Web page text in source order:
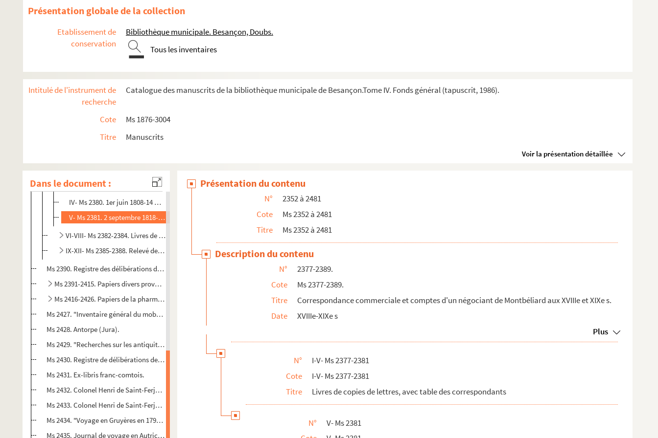
Présentation globale de la collection
Etablissement de
conservation
Bibliothèque municipale. Besançon, Doubs.
Tous les inventaires
Intitulé de l'instrument de
recherche
Catalogue des manuscrits de la bibliothèque municipale de Besançon.Tome IV. Fonds général (tapuscrit, 1986).
Cote
Ms 1876-3004
Titre
Manuscrits
Voir la présentation détaillée
Dans le document :
Ms 2367. Notes relatives aux familles Alviset de Maisières et Lestorey de Boulongne
Ms 2368-2370. G.J. de Cusance Mead. Materials for the history of the family of de Cusance of Franche-Comté.
Ms 2371. Notice sur Mgr Dubourg, archevêque de Besançon, 1766-1833
Ms 2372. Georges Filiol de Raimond. Etude sur les origines de sa famille
Ms 2373. Journal de Jean-Baptiste Forestier, marchand tanneur à Besançon, 13 février 1788-28 mars 1791.
Ms 2374. Livre de comptes de Claude-François Odille, de Dole, 1784-1865
Ms 2375-2376.. Louis Cellard. Correspondance, 1904-1908
Ms 2377-2389.. Correspondance commerciale et comptes d'un négociant de Montbéliard aux XVIIIe et XIXe s.
I-V- Ms 2377-2381. Livres de copies de lettres, avec table des correspondants
II- Ms 2378. 3o septembre 1799-11 brumaire an 11
III- Ms 2379. 2 novembre 1802-6 juin 1808
IV- Ms 2380. 1er juin 1808-14 mars 1813
V- Ms 2381. 2 septembre 1818-3 juillet 1823
VI-VIII- Ms 2382-2384. Livres de comptabilité
IX-XII- Ms 2385-2388. Relevé des factures au jour le jour
Ms 2390. Registre des délibérations de la communauté des chirurgiens de Quingey.
Ms 2391-2415. Papiers divers provenant de C.J. Renaud-Comte, chirurgien des Gardes nationales du Lac, au Pissoux, ...
Ms 2416-2426. Papiers de la pharmacie Jacques, à Besançon.
Ms 2427. "Inventaire général du mobilier du château de la Vaivre à l'époque du 1er novembre 1816".
Ms 2428. Antorpe (Jura).
Ms 2429. "Recherches sur les antiquités de Corre (Haute-Saône) par M. Humblot, ancien médecin des armées et m...
Ms 2430. Registre de délibérations de la commune de Lure (Haute-Saône), an IV-an VI.
Ms 2431. Ex-libris franc-comtois.
Ms 2432. Colonel Henri de Saint-Ferjeux. "L'Apparition des armoiries sur les sceaux en comté de Bourgogne".
Ms 2433. Colonel Henri de Saint-Ferjeux. L'Apparition des armoiries en comté de Bourgogne d'après les gravure...
Ms 2434. "Voyage en Gruyères en 1795, dédié à l'ami lecteur".
Ms 2435. Journal de voyage en Autriche et en Russie, 9 décembre 1824-26 janvier 1826.
Présentation du contenu
N°
2352 à 2481
Cote
Ms 2352 à 2481
Titre
Ms 2352 à 2481
Description du contenu
N°
2377-2389.
Cote
Ms 2377-2389.
Titre
Correspondance commerciale et comptes d'un négociant de Montbéliard aux XVIIIe et XIXe s.
Date
XVIIIe-XIXe s
Plus
N°
I-V- Ms 2377-2381
Cote
I-V- Ms 2377-2381
Titre
Livres de copies de lettres, avec table des correspondants
N°
V- Ms 2381